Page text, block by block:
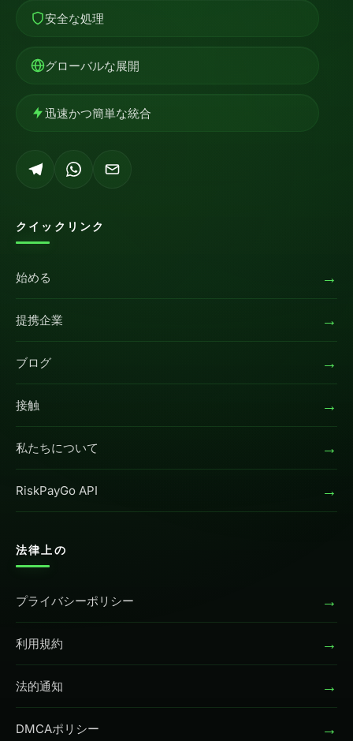
安全な処理
グローバルな展開
迅速かつ簡単な統合
クイックリンク
始める →
提携企業 →
ブログ →
接触 →
私たちについて →
RiskPayGo API →
法律上の
プライバシーポリシー →
利用規約 →
法的通知 →
DMCAポリシー →